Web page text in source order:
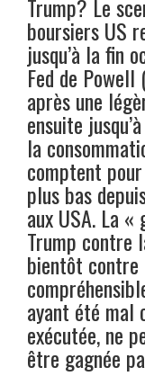
Trump? Le
boursiers US
jusqu’à la fin
Fed de
après une
ensuite
la
comptent
plus bas
aux USA. La
Trump contre
bientôt contre
ayant été mal
exécutée, ne
être gagnée